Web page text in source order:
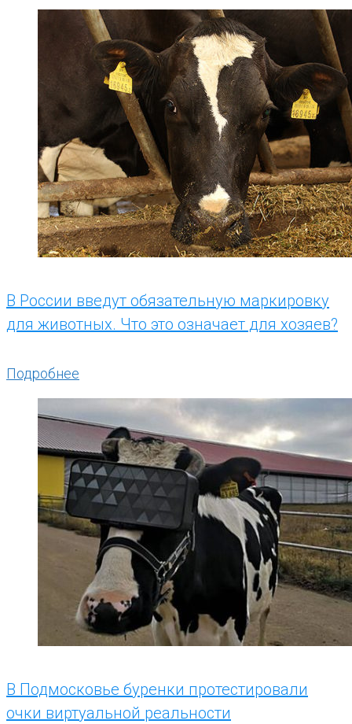
Рубрика:
В России введут обязательную маркировку
для животных. Что это означает для хозяев?
Подробнее
В Подмосковье буренки протестировали
очки виртуальной реальности